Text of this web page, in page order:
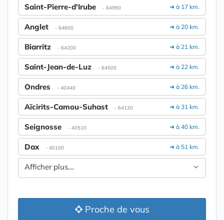
➔ à 17 km.
Saint-Pierre-d'Irube - 64990
➔ à 20 km.
Anglet - 64600
➔ à 21 km.
Biarritz - 64200
➔ à 22 km.
Saint-Jean-de-Luz - 64500
➔ à 26 km.
Ondres - 40440
➔ à 31 km.
Aïcirits-Camou-Suhast - 64120
➔ à 40 km.
Seignosse - 40510
➔ à 51 km.
Dax - 40100
Afficher plus....
Proche de vous